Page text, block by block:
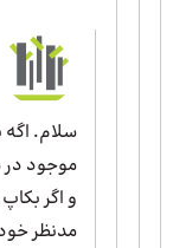
سلام. اگه
موجود
و اگر
مدنظر خود